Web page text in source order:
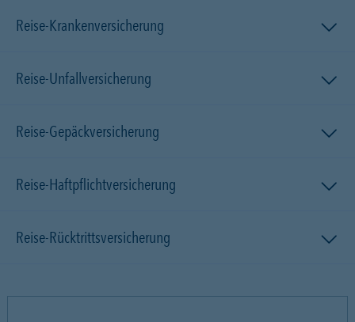
Reise-Krankenversicherung
Reise-Unfallversicherung
Reise-Gepäckversicherung
Reise-Haftpflichtversicherung
Reise-Rücktrittsversicherung